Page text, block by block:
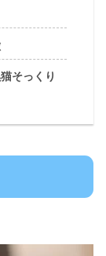
そっくり